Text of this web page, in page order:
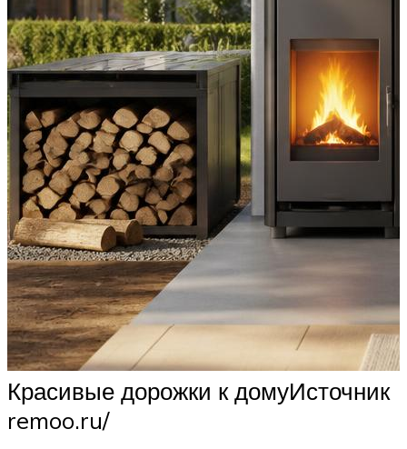
Красивые дорожки к домуИсточник
remoo.ru/